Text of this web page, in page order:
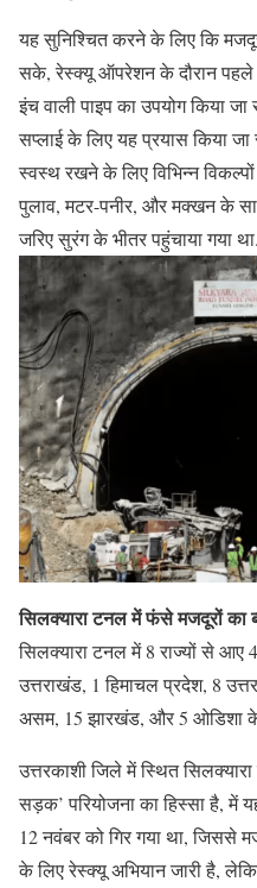
यह सुनिश्चित करने के लिए कि
सके, रेस्क्यू ऑपरेशन के दौरान पहले
इंच वाली पाइप का उपयोग किया
सप्लाई के लिए यह प्रयास किया जा
स्वस्थ रखने के लिए विभिन्न
पुलाव, मटर-पनीर, और मक्खन के
जरिए सुरंग के भीतर पहुंचाया गया था.
सिलक्यारा टनल में फंसे मजदूरों का
सिलक्यारा टनल में 8 राज्यों से
उत्तराखंड, 1 हिमाचल प्रदेश, 8
असम, 15 झारखंड, और 5 ओडिशा
उत्तरकाशी जिले में स्थित
सड़क’ परियोजना का हिस्सा है, में
12 नवंबर को गिर गया था, जिससे
के लिए रेस्क्यू अभियान जारी है,